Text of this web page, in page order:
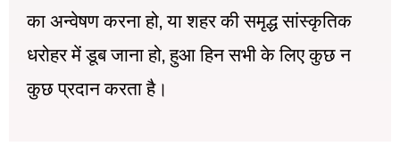
का अन्वेषण करना हो,या शहर की समृद्ध सांस्कृतिक
धरोहर में डूब जाना हो,हुआ हिन सभी के लिए कुछ न
कुछ प्रदान करता है।